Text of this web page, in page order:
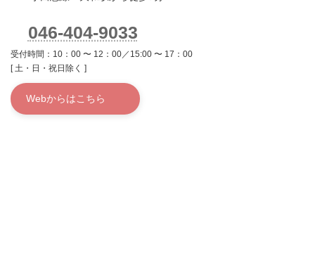
046-404-9033
受付時間：10：00 〜 12：00／15:00 〜 17：00
[ 土・日・祝日除く ]
Webからはこちら